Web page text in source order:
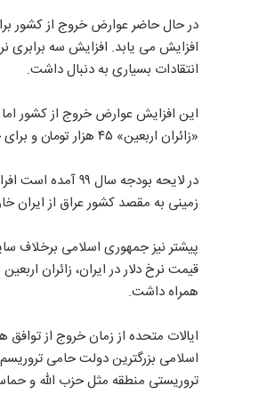
انتقادات بسیاری به دنبال داشت.
«زائران اربعین» ۴۵ هزار تومان و برای خروج زمینی و دریایی آنها ۱۵ هزار تومان است.
زمینی به مقصد کشور عراق از
پیشتر نیز جمهوری اسلامی برخلاف
قیمت نرخ دلار در ایران، زائران
همراه داشت.
ایالات متحده از زمان خروج از
اسلامی بزرگترین دولت حامی
تروریستی منطقه مثل حزب الله و